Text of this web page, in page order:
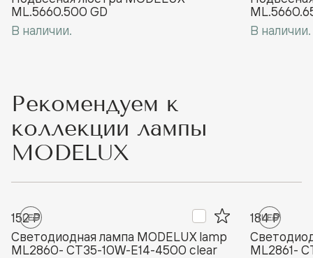
ML.5660.500 GD
В наличии.
В наличии.
Рекомендуем к
коллекции лампы
MODELUX
152 ₽
Светодиодная лампа MODELUX lamp
ML2860- СТ35-10W-Е14-4500 clear
184 ₽
ML2861-